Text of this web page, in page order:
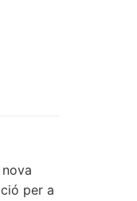
per a